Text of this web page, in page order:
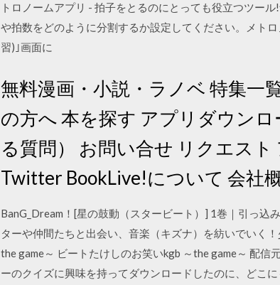
トロノームアプリ - 拍子をとるのにとっても役立つツー
や拍数をどのように分割するか設定してください。メト
習)｣画面に
無料漫画・小説・ラノベ 特集一
の方へ 本を探す アプリダウン
る質問） お問い合せ リクエス
Twitter BookLive!について 会社
BanG_Dream！[星の鼓動（スタービート）] 1巻｜引っ
ターや仲間たちと出会い、音楽（キズナ）を紡いでいく
the game～ ビートたけしのお笑いkgb ～the game～ 配
ーのクイズに興味を持ってダウンロードしたのに、どこ